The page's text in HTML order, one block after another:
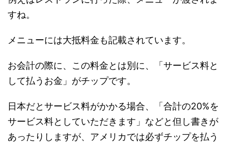
すね。
メニューには大抵料金も記載されています。
お会計の際に、この料金とは別に、「サービス料と
して払うお金」がチップです。
日本だとサービス料がかかる場合、「合計の20%を
サービス料としていただきます」などと但し書きが
あったりしますが、アメリカでは必ずチップを払う